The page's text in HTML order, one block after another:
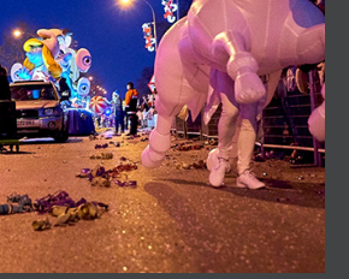
Pasacalles Nimbis